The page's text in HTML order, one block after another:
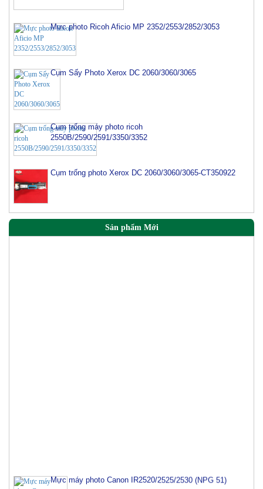
Mực photo Ricoh Aficio MP 2352/2553/2852/3053
Cụm Sấy Photo Xerox DC 2060/3060/3065
Cụm trống máy photo ricoh
2550B/2590/2591/3350/3352
Cụm trống photo Xerox DC 2060/3060/3065-CT350922
Sản phẩm Mới